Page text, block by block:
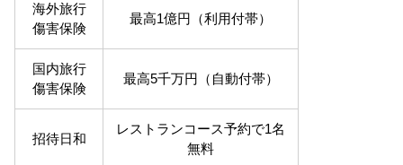
海外旅行
傷害保険
最高1億円（利用付帯）
国内旅行
傷害保険
最高5千万円（自動付帯）
招待日和
レストランコース予約で1名
無料